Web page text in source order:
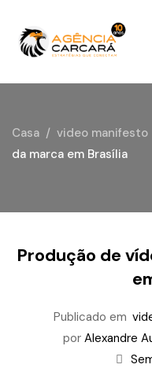
Casa video manifesto
da marca em Brasília
Produção de
Publicado em
por Alexandre